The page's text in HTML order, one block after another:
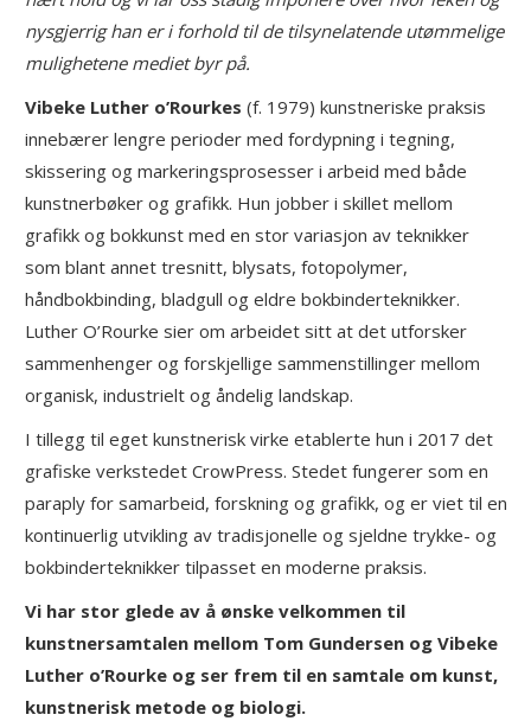
nysgjerrig han er i forhold til de tilsynelatende utømmelige
mulighetene mediet byr på.
Vibeke Luther o’Rourkes (f. 1979) kunstneriske praksis
innebærer lengre perioder med fordypning i tegning,
skissering og markeringsprosesser i arbeid med både
kunstnerbøker og grafikk. Hun jobber i skillet mellom
grafikk og bokkunst med en stor variasjon av teknikker
som blant annet tresnitt, blysats, fotopolymer,
håndbokbinding, bladgull og eldre bokbinderteknikker.
Luther O’Rourke sier om arbeidet sitt at det utforsker
sammenhenger og forskjellige sammenstillinger mellom
organisk, industrielt og åndelig landskap.
I tillegg til eget kunstnerisk virke etablerte hun i 2017 det
grafiske verkstedet CrowPress. Stedet fungerer som en
paraply for samarbeid, forskning og grafikk, og er viet til en
kontinuerlig utvikling av tradisjonelle og sjeldne trykke- og
bokbinderteknikker tilpasset en moderne praksis.
Vi har stor glede av å ønske velkommen til
kunstnersamtalen mellom Tom Gundersen og Vibeke
Luther o’Rourke og ser frem til en samtale om kunst,
kunstnerisk metode og biologi.